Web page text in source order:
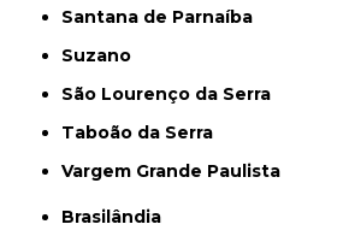
Santana de Parnaíba
Suzano
São Lourenço da Serra
Taboão da Serra
Vargem Grande Paulista
Brasilândia